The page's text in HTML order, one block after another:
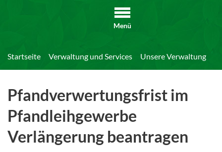
Menü
Startseite Verwaltung und Services Unsere Verwaltung
Pfandverwertungsfrist im
Pfandleihgewerbe
Verlängerung beantragen